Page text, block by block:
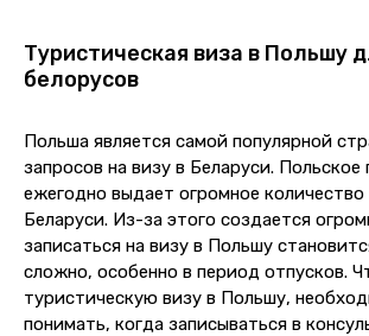
Туристическая виза в Польшу
белорусов
Польша является самой популярной
запросов на визу в Беларуси. Польское
ежегодно выдает огромное
Беларуси. Из-за этого создается
записаться на визу в Польшу
сложно, особенно в период отпусков.
туристическую визу в Польшу,
понимать, когда записываться в